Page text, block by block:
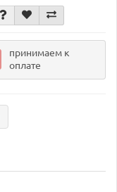
принимаем к
оплате